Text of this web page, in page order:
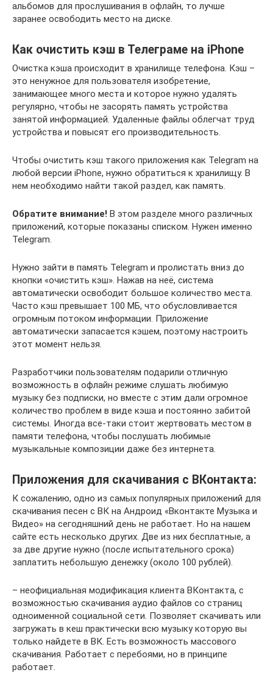
альбомов для прослушивания в офлайн, то лучше
заранее освободить место на диске.
Как очистить кэш в Телеграме на iPhone
Очистка кэша происходит в хранилище телефона. Кэш –
это ненужное для пользователя изобретение,
занимающее много места и которое нужно удалять
регулярно, чтобы не засорять память устройства
занятой информацией. Удаленные файлы облегчат труд
устройства и повысят его производительность.
Чтобы очистить кэш такого приложения как Telegram на
любой версии iPhone, нужно обратиться к хранилищу. В
нем необходимо найти такой раздел, как память.
Обратите внимание! В этом разделе много различных
приложений, которые показаны списком. Нужен именно
Telegram.
Нужно зайти в память Telegram и пролистать вниз до
кнопки «очистить кэш». Нажав на неё, система
автоматически освободит большое количество места.
Часто кэш превышает 100 МБ, что обусловливается
огромным потоком информации. Приложение
автоматически запасается кэшем, поэтому настроить
этот момент нельзя.
Разработчики пользователям подарили отличную
возможность в офлайн режиме слушать любимую
музыку без подписки, но вместе с этим дали огромное
количество проблем в виде кэша и постоянно забитой
системы. Иногда все-таки стоит жертвовать местом в
памяти телефона, чтобы послушать любимые
музыкальные композиции даже без интернета.
Приложения для скачивания с ВКонтакта:
К сожалению, одно из самых популярных приложений для
скачивания песен с ВК на Андроид «Вконтакте Музыка и
Видео» на сегодняшний день не работает. Но на нашем
сайте есть несколько других. Две из них бесплатные, а
за две другие нужно (после испытательного срока)
заплатить небольшую денежку (около 100 рублей).
– неофициальная модификация клиента ВКонтакта, с
возможностью скачивания аудио файлов со страниц
одноименной социальной сети. Позволяет скачивать или
загружать в кеш практически всю музыку которую вы
только найдете в ВК. Есть возможность массового
скачивания. Работает с перебоями, но в принципе
работает.